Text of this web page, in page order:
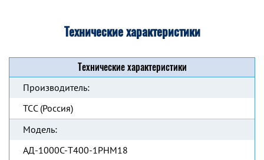
Технические характеристики
Технические характеристики
Производитель:
ТСС (Россия)
Модель:
АД-1000C-Т400-1РНМ18